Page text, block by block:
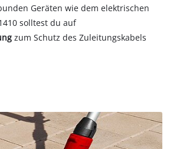
Geräten wie dem elektrischen
solltest du auf
zum Schutz des Zuleitungskabels